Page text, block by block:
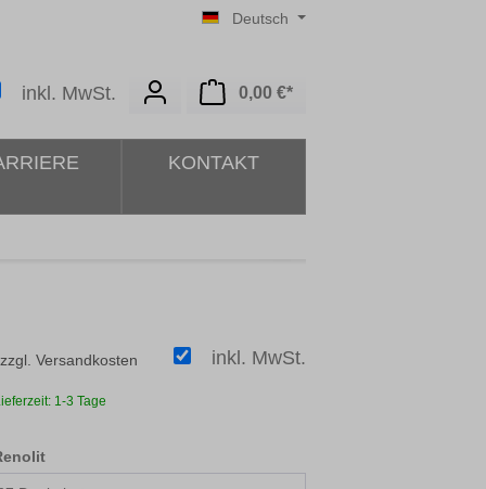
Deutsch
inkl. MwSt. 0,00 €*Warenkorb enthält 0
KONTAKT
inkl. MwSt.
Versandkosten
1-3 Tage
auswählen